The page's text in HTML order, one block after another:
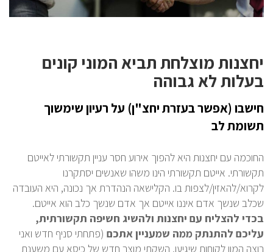
יחצנות מוצלחת תביא המוני קונים
בעלות לא גבוהה
חישבו (אפשר בעזרת יחצ"ן) על רעיון שימשוך
תשומת לב
החוכמה עם יחצנות היא להפוך אירוע חסר עניין תקשורתי לאייטם
תקשורתי. אייטם תקשורתי הינו משהו שאנשים יסתקרנו
לקרוא/להאזין/לצפות בו. הקלישאה הנהדרת אך נכונה, היא העובדה
שכלב שנשך אדם איננו אייטם אך אדם שנשך כלב הוא אייטם.
בכדי להצליח עם יחצנות ולהשיג חשיפה תקשורתית,
עליכם להתנתק ממה שמעניין אתכם (פתחתי סניף חדש ואני
רוצה המון לקוחות שיגיעו, השקתי מוצר חדש של כיסא עם משענת